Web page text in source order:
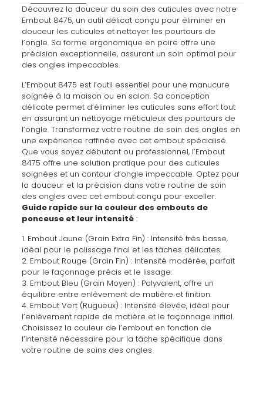
Découvrez la douceur du soin des cuticules avec notre
Embout 8475, un outil délicat conçu pour éliminer en
douceur les cuticules et nettoyer les pourtours de
l’ongle. Sa forme ergonomique en poire offre une
précision exceptionnelle, assurant un soin optimal pour
des ongles impeccables.
L’Embout 8475 est l’outil essentiel pour une manucure
soignée à la maison ou en salon. Sa conception
délicate permet d’éliminer les cuticules sans effort tout
en assurant un nettoyage méticuleux des pourtours de
l’ongle. Transformez votre routine de soin des ongles en
une expérience raffinée avec cet embout spécialisé.
Que vous soyez débutant ou professionnel, l’Embout
8475 offre une solution pratique pour des cuticules
soignées et un contour d’ongle impeccable. Optez pour
la douceur et la précision dans votre routine de soin
des ongles avec cet embout conçu pour exceller.
Guide rapide sur la couleur des embouts de
ponceuse et leur intensité:
1. Embout Jaune (Grain Extra Fin) : Intensité très basse,
idéal pour le polissage final et les tâches délicates.
2. Embout Rouge (Grain Fin) : Intensité modérée, parfait
pour le façonnage précis et le lissage.
3. Embout Bleu (Grain Moyen) : Polyvalent, offre un
équilibre entre enlèvement de matière et finition.
4. Embout Vert (Rugueux) : Intensité élevée, idéal pour
l’enlèvement rapide de matière et le façonnage initial.
Choisissez la couleur de l’embout en fonction de
l’intensité nécessaire pour la tâche spécifique dans
votre routine de soins des ongles